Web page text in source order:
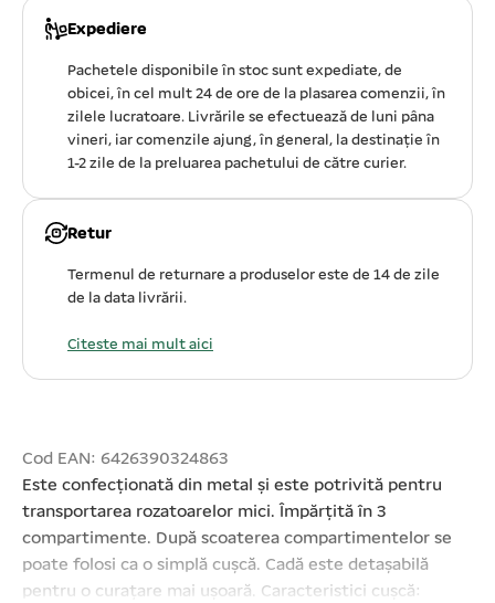
Expediere
Pachetele disponibile în stoc sunt expediate, de
obicei, în cel mult 24 de ore de la plasarea comenzii, în
zilele lucratoare. Livrările se efectuează de luni pâna
vineri, iar comenzile ajung, în general, la destinație în
1-2 zile de la preluarea pachetului de către curier.
Retur
Termenul de returnare a produselor este de 14 de zile
de la data livrării.
Citeste mai mult aici
Cod EAN: 6426390324863
Este confecționată din metal și este potrivită pentru
transportarea rozatoarelor mici. Împărțită în 3
compartimente. După scoaterea compartimentelor se
poate folosi ca o simplă cușcă. Cadă este detașabilă
pentru o curațare mai ușoară. Caracteristici cușcă: